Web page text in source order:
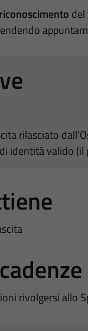
rilasciato
identità valido
rivolgersi allo